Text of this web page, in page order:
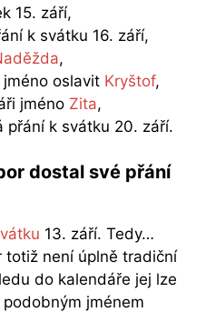
15. září,
k svátku 16. září,
,
jméno oslavit Kryštof,
jméno Zita,
přání k svátku 20. září.
dostal své přání
13. září. Tedy…
není úplně tradiční
do kalendáře jej lze
jménem